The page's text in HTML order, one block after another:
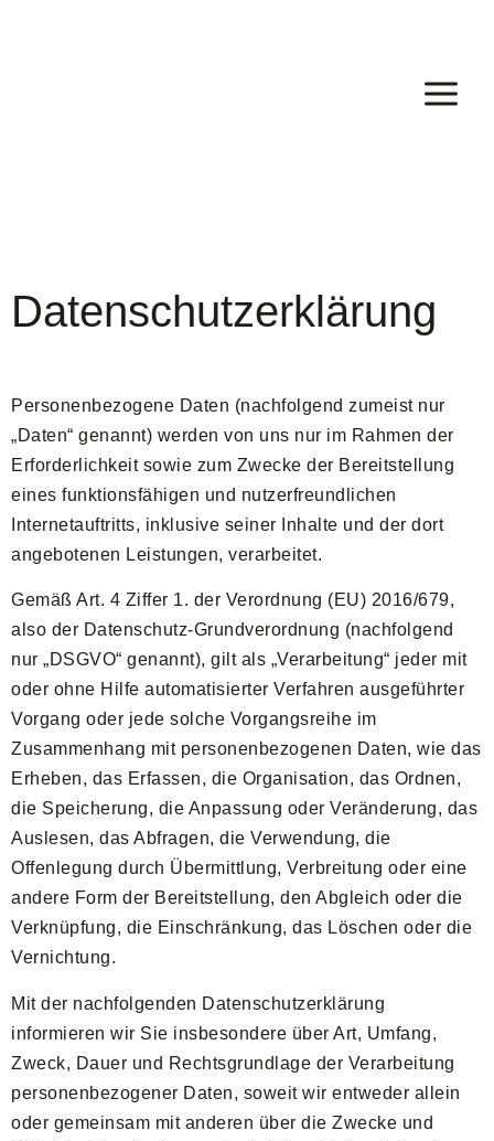
Datenschutzerklärung
Personenbezogene Daten (nachfolgend zumeist nur
„Daten“ genannt) werden von uns nur im Rahmen der
Erforderlichkeit sowie zum Zwecke der Bereitstellung
eines funktionsfähigen und nutzerfreundlichen
Internetauftritts, inklusive seiner Inhalte und der dort
angebotenen Leistungen, verarbeitet.
Gemäß Art. 4 Ziffer 1. der Verordnung (EU) 2016/679,
also der Datenschutz-Grundverordnung (nachfolgend
nur „DSGVO“ genannt), gilt als „Verarbeitung“ jeder mit
oder ohne Hilfe automatisierter Verfahren ausgeführter
Vorgang oder jede solche Vorgangsreihe im
Zusammenhang mit personenbezogenen Daten, wie das
Erheben, das Erfassen, die Organisation, das Ordnen,
die Speicherung, die Anpassung oder Veränderung, das
Auslesen, das Abfragen, die Verwendung, die
Offenlegung durch Übermittlung, Verbreitung oder eine
andere Form der Bereitstellung, den Abgleich oder die
Verknüpfung, die Einschränkung, das Löschen oder die
Vernichtung.
Mit der nachfolgenden Datenschutzerklärung
informieren wir Sie insbesondere über Art, Umfang,
Zweck, Dauer und Rechtsgrundlage der Verarbeitung
personenbezogener Daten, soweit wir entweder allein
oder gemeinsam mit anderen über die Zwecke und